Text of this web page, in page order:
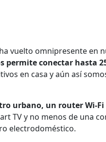
vuelto omnipresente en
permite conectar hasta
en casa y aún así
urbano, un router Wi-Fi
TV y no menos de una
electrodoméstico.